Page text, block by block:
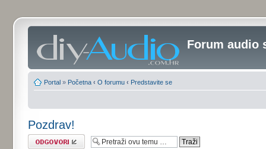
Forum audio
Portal » Početna ‹ O forumu ‹ Predstavite se
Pozdrav!
Odgovori